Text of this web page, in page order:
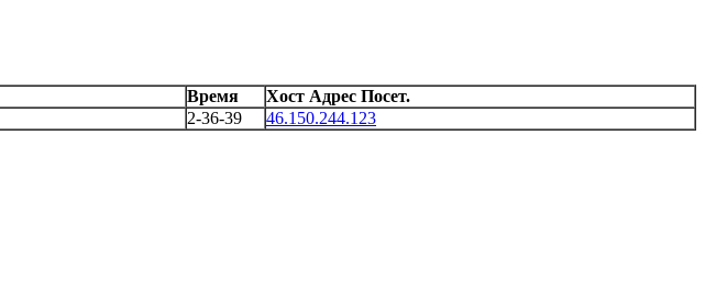
Время
Хост Адрес Посет.
2-36-39 46.150.244.123